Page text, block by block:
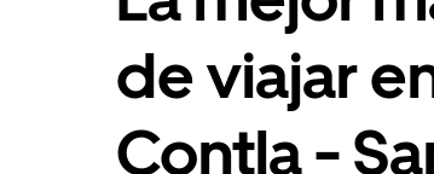
de viajar
Contla -